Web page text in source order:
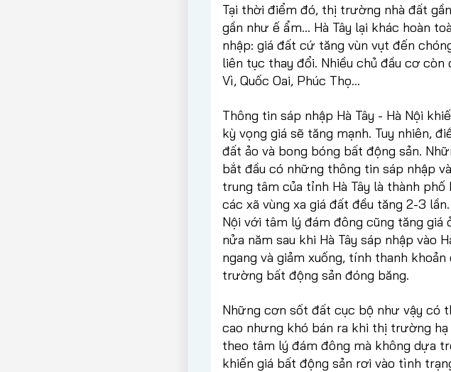
Tại thời điểm đó, thị trường nhà đất
gần như ế ẩm… Hà Tây lại khác hoàn
nhập: giá đất cứ tăng vùn vụt đến
liên tục thay đổi. Nhiều chủ đầu cơ còn
Vì, Quốc Oai, Phúc Thọ…
Thông tin sáp nhập Hà Tây - Hà Nội
kỳ vọng giá sẽ tăng mạnh. Tuy nhiên,
đất ảo và bong bóng bất động sản.
bắt đầu có những thông tin sáp nhập
trung tâm của tỉnh Hà Tây là thành
các xã vùng xa giá đất đều tăng 2-3
Nội với tâm lý đám đông cũng tăng giá
nửa năm sau khi Hà Tây sáp nhập vào
ngang và giảm xuống, tính thanh
trường bất động sản đóng băng.
Những cơn sốt đất cục bộ như vậy có
cao nhưng khó bán ra khi thị trường
theo tâm lý đám đông mà không dựa
khiến giá bất động sản rơi vào tình